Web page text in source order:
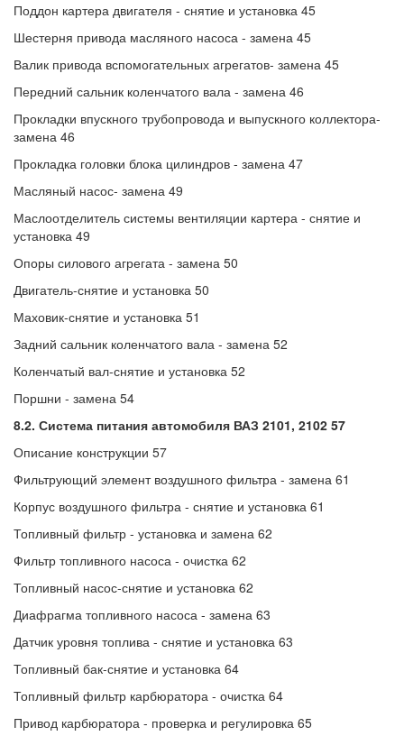
Поддон картера двигателя - снятие и установка 45
Шестерня привода масляного насоса - замена 45
Валик привода вспомогательных агрегатов- замена 45
Передний сальник коленчатого вала - замена 46
Прокладки впускного трубопровода и выпускного коллектора-
замена 46
Прокладка головки блока цилиндров - замена 47
Масляный насос- замена 49
Маслоотделитель системы вентиляции картера - снятие и
установка 49
Опоры силового агрегата - замена 50
Двигатель-снятие и установка 50
Маховик-снятие и установка 51
Задний сальник коленчатого вала - замена 52
Коленчатый вал-снятие и установка 52
Поршни - замена 54
8.2. Система питания автомобиля ВАЗ 2101, 2102 57
Описание конструкции 57
Фильтрующий элемент воздушного фильтра - замена 61
Корпус воздушного фильтра - снятие и установка 61
Топливный фильтр - установка и замена 62
Фильтр топливного насоса - очистка 62
Топливный насос-снятие и установка 62
Диафрагма топливного насоса - замена 63
Датчик уровня топлива - снятие и установка 63
Топливный бак-снятие и установка 64
Топливный фильтр карбюратора - очистка 64
Привод карбюратора - проверка и регулировка 65